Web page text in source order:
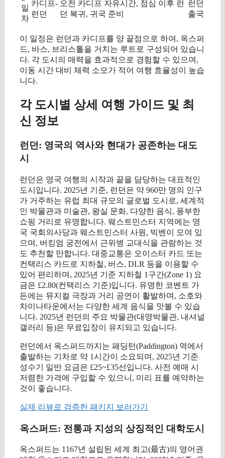
일
차
카디프-
런던
오전 카디프 자유시간, 점심 이후 런
던 복귀, 귀국 준비
런던
출국
이 일정은 런던과 카디프를 양 끝점으로 하여, 옥스퍼
드, 바스, 브리스톨을 거치는 루트로 구성되어 있습니
다. 각 도시의 매력을 효과적으로 경험할 수 있으며,
이동 시간 대비 체력 소모가 적어 여행 효율성이 높습
니다.
각 도시별 상세 여행 가이드 및 최
신 정보
런던: 영국의 역사와 현대가 공존하는 대도
시
런던은 영국 여행의 시작과 끝을 담당하는 대표적인
도시입니다. 2025년 기준, 런던은 약 960만 명의 인구
가 거주하는 유럽 최대 규모의 글로벌 도시로, 세계적
인 박물관과 미술관, 왕실 문화, 다양한 음식, 풍부한
쇼핑 거리로 유명합니다. 웨스트민스터 지역에는 영
국 국회의사당과 웨스트민스터 사원, 빅벤이 모여 있
으며, 버킹엄 궁전에서 근위병 교대식을 관람하는 것
도 추천할 만합니다. 대중교통은 오이스터 카드 또는
컨택리스 카드로 지하철, 버스, DLR 등을 이용할 수
있어 편리하며, 2025년 기준 지하철 1구간(Zone 1) 요
금은 £2.80(컨택리스 기준)입니다. 유명한 코벤트 가
든에는 뮤지컬 극장과 거리 공연이 활발하며, 소호와
차이나타운에서는 다양한 세계 음식을 맛볼 수 있습
니다. 2025년 런던의 주요 박물관(대영박물관, 내셔널
갤러리 등)은 무료입장이 유지되고 있습니다.
런던에서 옥스퍼드까지는 패딩턴(Paddington) 역에서
출발하는 기차로 약 1시간이 소요되며, 2025년 기준
성수기 일반 요금은 £25~£35선입니다. 사전 예매 시
저렴한 가격에 구입할 수 있으니, 미리 표를 예약하는
것이 좋습니다.
실제 리뷰로 검증한 패키지 보러가기
옥스퍼드: 전통과 지성의 상징적인 대학도시
옥스퍼드는 1167년 설립된 세계 최고(最古)의 영어권